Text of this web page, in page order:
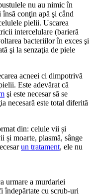
nu au nimic în
conţin apă şi când
pielii. Uscarea
intercelulare (barieră
bacteriilor în exces şi
şi la senzaţia de piele
acneei ci dimpotrivă
Este adevărat că
şi este necesar să se
necesară este total diferită
din: celule vii și
și moarte, plasmă, sânge
un tratament, ele nu
urmare a murdariei
îndepărtate cu scrub-uri